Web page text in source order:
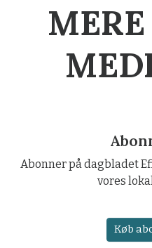
Abonner på dagbladet
vores
Køb